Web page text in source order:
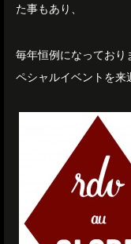
た事もあり、
毎年恒例になってお
ペシャルイベントを来